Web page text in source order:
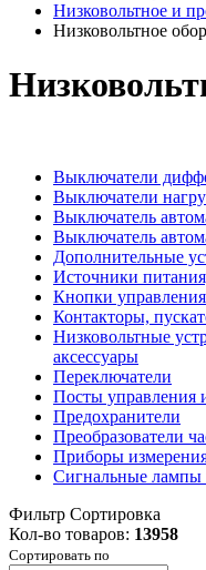
Низковольтное и
Низковольтное
Выключатели
Выключатели
Выключатель
Выключатель
Дополнительные
Источники
Кнопки управления
Контакторы,
Низковольтные
аксессуары
Переключатели
Посты управления
Предохранители
Преобразователи
Приборы
Сигнальные лампы
Фильтр Сортировка
Кол-во товаров: 13958
Сортировать по